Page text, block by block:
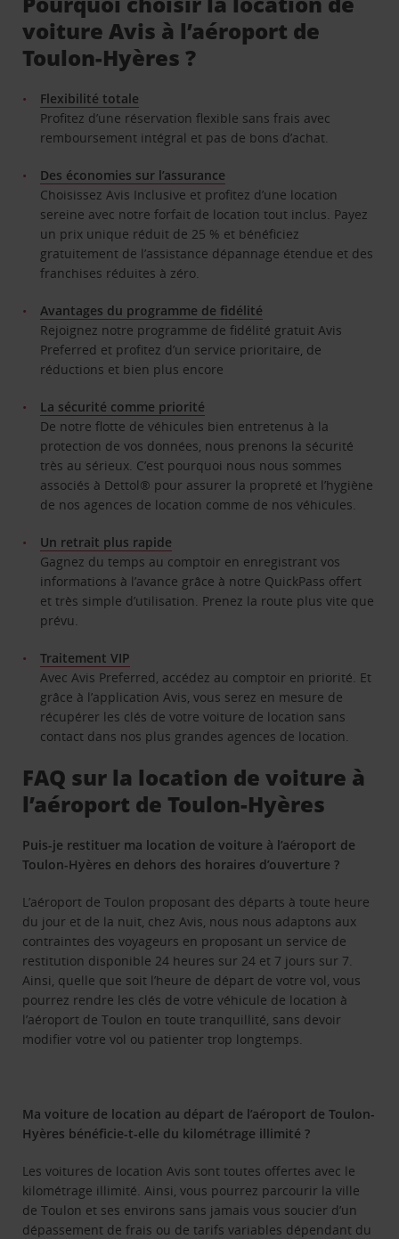
voiture Avis à l’aéroport de
Toulon-Hyères ?
Flexibilité totale
Profitez d’une réservation flexible sans frais avec
remboursement intégral et pas de bons d’achat.
Des économies sur l’assurance
Choisissez Avis Inclusive et profitez d’une location
sereine avec notre forfait de location tout inclus. Payez
un prix unique réduit de 25 % et bénéficiez
gratuitement de l’assistance dépannage étendue et des
franchises réduites à zéro.
Avantages du programme de fidélité
Rejoignez notre programme de fidélité gratuit Avis
Preferred et profitez d’un service prioritaire, de
réductions et bien plus encore
La sécurité comme priorité
De notre flotte de véhicules bien entretenus à la
protection de vos données, nous prenons la sécurité
très au sérieux. C’est pourquoi nous nous sommes
associés à Dettol® pour assurer la propreté et l’hygiène
de nos agences de location comme de nos véhicules.
Un retrait plus rapide
Gagnez du temps au comptoir en enregistrant vos
informations à l’avance grâce à notre QuickPass offert
et très simple d’utilisation. Prenez la route plus vite que
prévu.
Traitement VIP
Avec Avis Preferred, accédez au comptoir en priorité. Et
grâce à l’application Avis, vous serez en mesure de
récupérer les clés de votre voiture de location sans
contact dans nos plus grandes agences de location.
FAQ sur la location de voiture à
l’aéroport de Toulon-Hyères
Puis-je restituer ma location de voiture à l’aéroport de
Toulon-Hyères en dehors des horaires d’ouverture ?
L’aéroport de Toulon proposant des départs à toute heure
du jour et de la nuit, chez Avis, nous nous adaptons aux
contraintes des voyageurs en proposant un service de
restitution disponible 24 heures sur 24 et 7 jours sur 7.
Ainsi, quelle que soit l’heure de départ de votre vol, vous
pourrez rendre les clés de votre véhicule de location à
l’aéroport de Toulon en toute tranquillité, sans devoir
modifier votre vol ou patienter trop longtemps.
Ma voiture de location au départ de l’aéroport de Toulon-
Hyères bénéficie-t-elle du kilométrage illimité ?
Les voitures de location Avis sont toutes offertes avec le
kilométrage illimité. Ainsi, vous pourrez parcourir la ville
de Toulon et ses environs sans jamais vous soucier d’un
dépassement de frais ou de tarifs variables dépendant du